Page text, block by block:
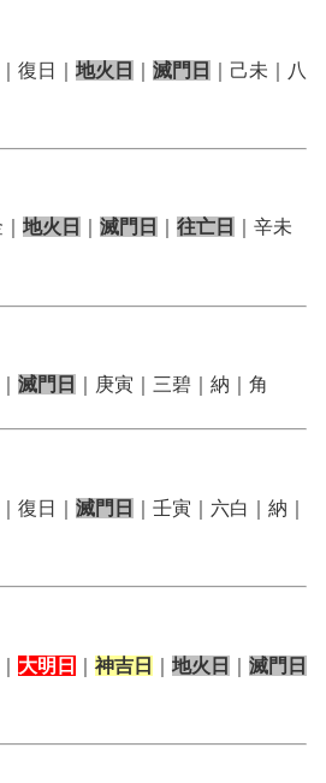
｜復日｜ 地火日 滅門日
｜己未｜八
地火日 滅門日 往亡日
｜辛未
滅門日 ｜庚寅｜三碧｜納｜角
｜復日｜ 滅門日
｜壬寅｜六白｜納｜
大明日 神吉日 地火日
滅門日